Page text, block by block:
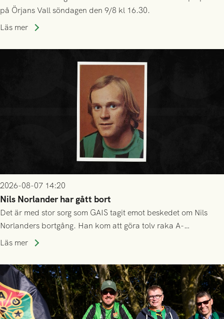
på Örjans Vall söndagen den 9/8 kl 16.30.
Läs mer
2026-08-07 14:20
Nils Norlander har gått bort
Det är med stor sorg som GAIS tagit emot beskedet om Nils
Norlanders bortgång. Han kom att göra tolv raka A-
lagssäsonger i Grönsvart och är en av få spelare som i GAIS
Läs mer